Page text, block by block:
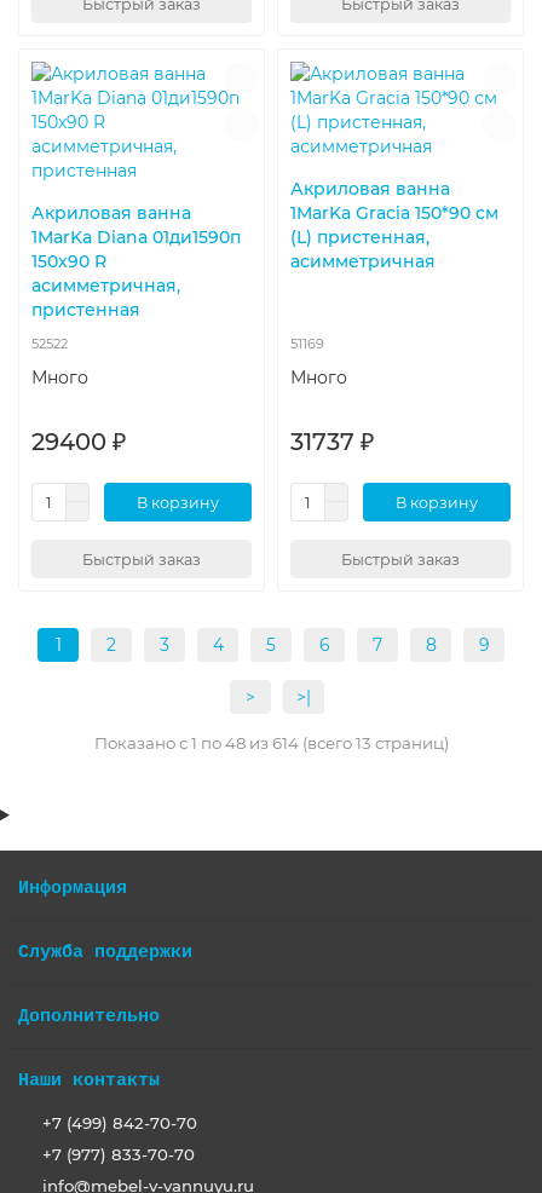
Быстрый заказ Быстрый заказ
Акриловая ванна
1MarKa Diana 01ди1590п
150х90 R
асимметричная,
пристенная
52522
Много
29400 ₽
В корзину
Быстрый заказ
Акриловая ванна
1MarKa Gracia 150*90 см
(L) пристенная,
асимметричная
51169
Много
31737 ₽
В корзину
Быстрый заказ
1 2 3 4 5 6 7 8 9
> >|
Показано с 1 по 48 из 614 (всего 13 страниц)
Информация
Служба поддержки
Дополнительно
Наши контакты
+7 (499) 842-70-70
+7 (977) 833-70-70
info@mebel-v-vannuyu.ru